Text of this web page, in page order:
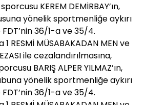
KEREM DEMİRBAY’ın,
yönelik sportmenliğe aykırı
36/1-a ve 35/4.
RESMİ MÜSABAKADAN MEN ve
ile cezalandırılmasına,
BARIŞ ALPER YILMAZ’ın,
yönelik sportmenliğe aykırı
36/1-a ve 35/4.